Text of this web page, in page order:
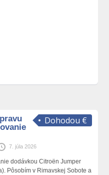
Dohodou €
7. júla 2026
dodávkou Citroën Jumper
Pôsobím v Rimavskej Sobote a